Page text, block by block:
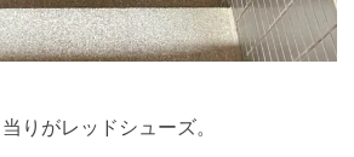
りがレッドシューズ。